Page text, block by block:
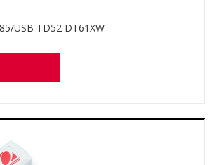
USB TD52 DT61XW